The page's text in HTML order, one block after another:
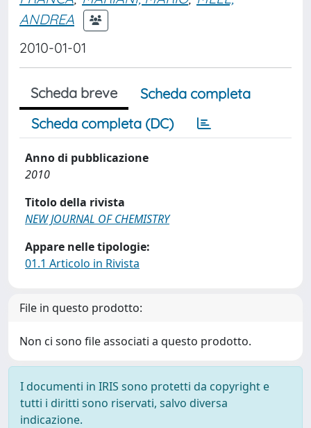
ANDREA
2010-01-01
Scheda breve
Scheda completa
Scheda completa (DC)
Anno di pubblicazione
2010
Titolo della rivista
NEW JOURNAL OF CHEMISTRY
Appare nelle tipologie:
01.1 Articolo in Rivista
File in questo prodotto:
Non ci sono file associati a questo prodotto.
I documenti in IRIS sono protetti da copyright e
tutti i diritti sono riservati, salvo diversa
indicazione.